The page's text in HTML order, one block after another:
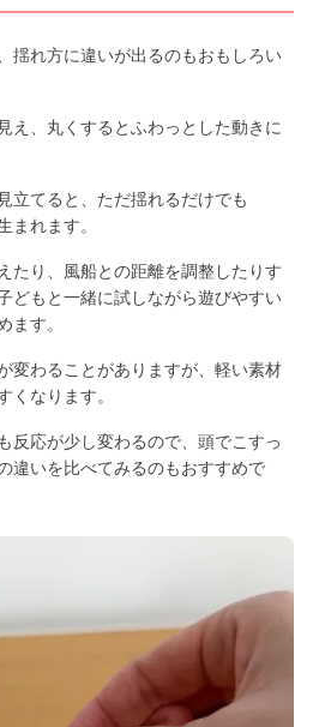
揺れ方に違いが出るのもおもしろい
え、丸くするとふわっとした動きに
立てると、ただ揺れるだけでも
まれます。
たり、風船との距離を調整したりす
どもと一緒に試しながら遊びやすい
ます。
変わることがありますが、軽い素材
くなります。
反応が少し変わるので、頭でこすっ
違いを比べてみるのもおすすめで